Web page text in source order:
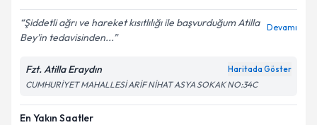
Şiddetli ağrı ve hareket kısıtlılığı ile başvurduğum Atilla
Bey’in tedavisinden...
Devamı
Fzt. Atilla Eraydın Haritada Göster
CUMHURİYET MAHALLESİ ARİF NİHAT ASYA SOKAK NO:34C
En Yakın Saatler